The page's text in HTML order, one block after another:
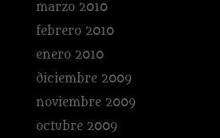
marzo 2010
febrero 2010
enero 2010
diciembre 2009
noviembre 2009
octubre 2009